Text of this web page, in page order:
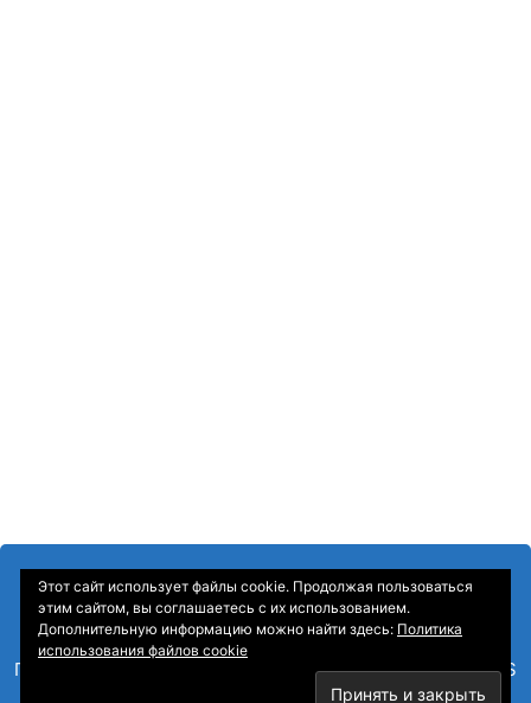
Главная Контакты— Sitemap—
RSS
Этот сайт использует файлы cookie. Продолжая пользоваться
этим сайтом, вы соглашаетесь с их использованием.
Дополнительную информацию можно найти здесь: Политика
использования файлов cookie